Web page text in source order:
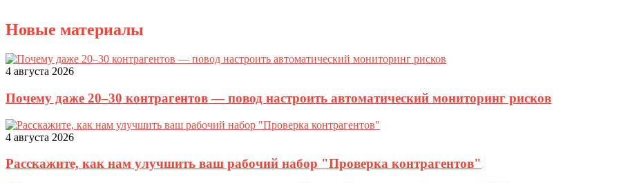
Новые материалы
4 августа 2026
Почему даже 20–30 контрагентов — повод настроить автоматический мониторинг рисков
4 августа 2026
Расскажите, как нам улучшить ваш рабочий набор "Проверка контрагентов"